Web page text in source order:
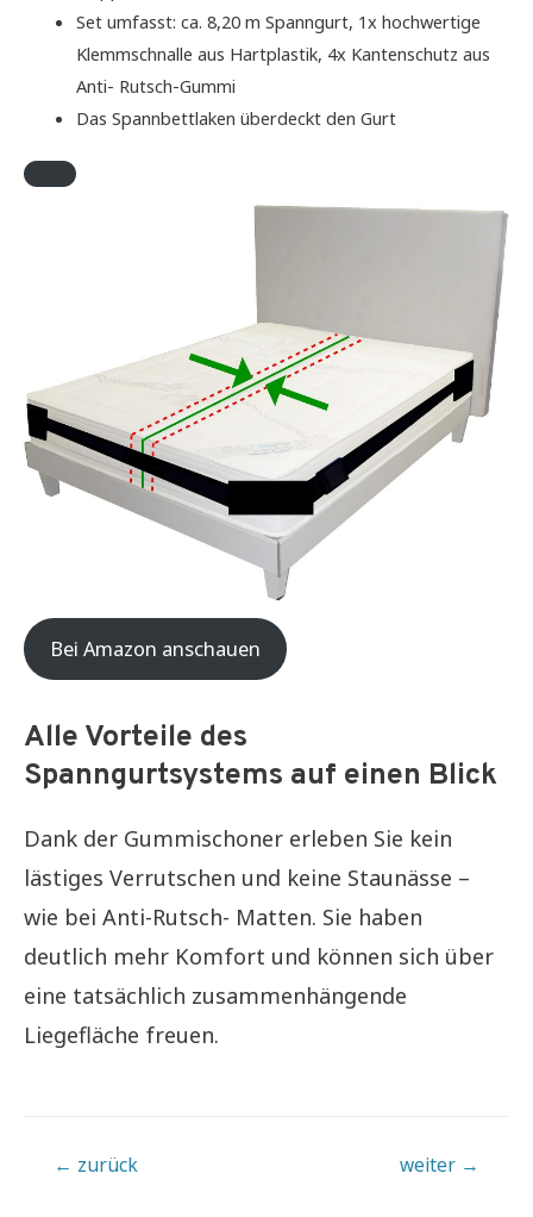
Set umfasst: ca. 8,20 m Spanngurt, 1x hochwertige
Klemmschnalle aus Hartplastik, 4x Kantenschutz aus
Anti- Rutsch-Gummi
Das Spannbettlaken überdeckt den Gurt
Bei Amazon anschauen
Alle Vorteile des
Spanngurtsystems auf einen Blick
Dank der Gummischoner erleben Sie kein
lästiges Verrutschen und keine Staunässe –
wie bei Anti-Rutsch- Matten. Sie haben
deutlich mehr Komfort und können sich über
eine tatsächlich zusammenhängende
Liegefläche freuen.
Beitragsnavigation
← zurück weiter →